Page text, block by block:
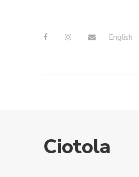
English
Ciotola